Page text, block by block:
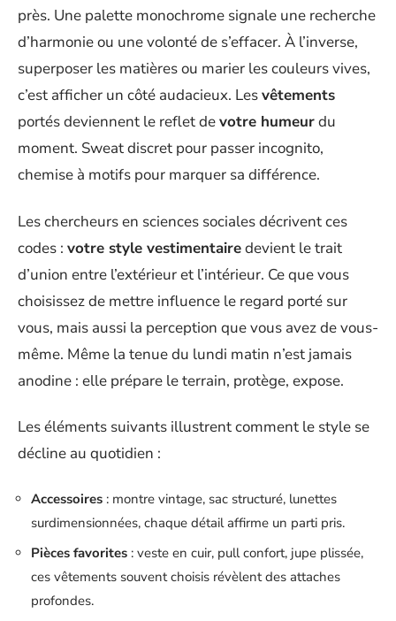
près. Une palette monochrome signale une recherche
d’harmonie ou une volonté de s’effacer. À l’inverse,
superposer les matières ou marier les couleurs vives,
c’est afficher un côté audacieux. Lesvêtements
portés deviennent le reflet devotre humeurdu
moment. Sweat discret pour passer incognito,
chemise à motifs pour marquer sa différence.
Les chercheurs en sciences sociales décrivent ces
codes : votre style vestimentairedevient le trait
d’union entre l’extérieur et l’intérieur. Ce que vous
choisissez de mettre influence le regard porté sur
vous, mais aussi la perception que vous avez de vous-
même. Même la tenue du lundi matin n’est jamais
anodine : elle prépare le terrain, protège, expose.
Les éléments suivants illustrent comment le style se
décline au quotidien :
Accessoires : montre vintage, sac structuré, lunettes
surdimensionnées, chaque détail affirme un parti pris.
Pièces favorites : veste en cuir, pull confort, jupe plissée,
ces vêtements souvent choisis révèlent des attaches
profondes.